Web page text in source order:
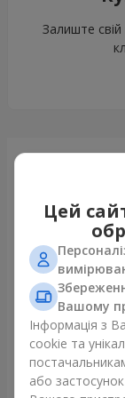
Залиште
Цей
Вашому
Інформація з
cookie та
або